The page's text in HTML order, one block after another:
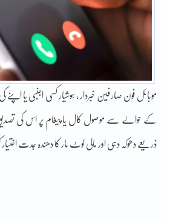
موبائل فون صارفین خبردار ، ہوشیار کسی اجنبی یا اپنے کی
کے حوالے سے موصول کال یا پیغام پر اس کی
ذریعے دھوکہ دہی اور مالی لوٹ مار کا دھندہ جدت اختیار